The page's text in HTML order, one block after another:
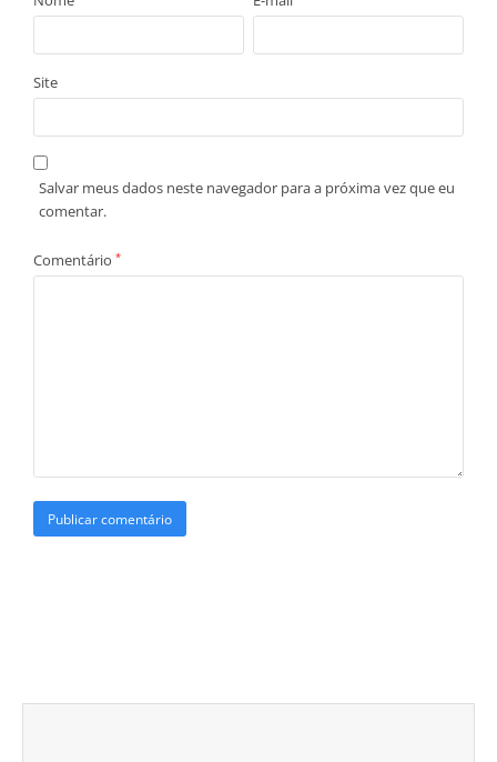
Site
Salvar meus dados neste navegador para a próxima vez que eu
comentar.
Comentário *